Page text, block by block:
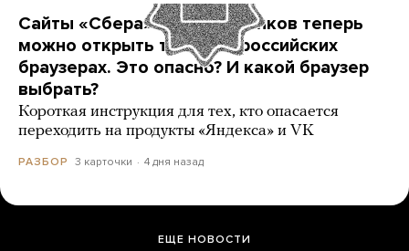
Сайты «Сбера» и других банков теперь
можно открыть только в российских
браузерах. Это опасно? И какой браузер
выбрать?
Короткая инструкция для тех, кто опасается
переходить на продукты «Яндекса» и VK
РАЗБОР 3 карточки 4 дня назад
ЕЩЕ НОВОСТИ